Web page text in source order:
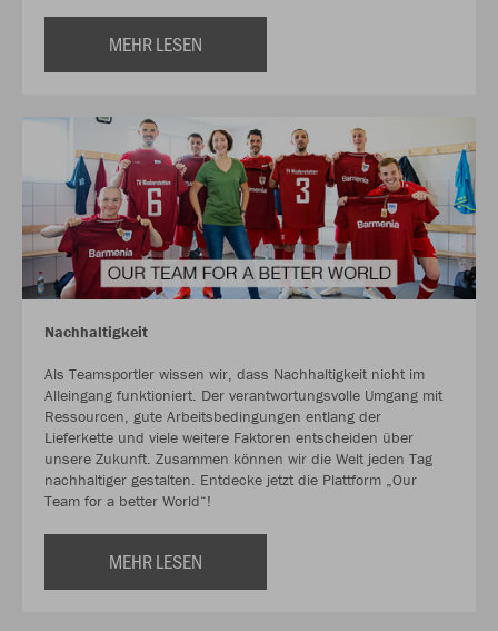
MEHR LESEN
Nachhaltigkeit
Als Teamsportler wissen wir, dass Nachhaltigkeit nicht im
Alleingang funktioniert. Der verantwortungsvolle Umgang mit
Ressourcen, gute Arbeitsbedingungen entlang der
Lieferkette und viele weitere Faktoren entscheiden über
unsere Zukunft. Zusammen können wir die Welt jeden Tag
nachhaltiger gestalten. Entdecke jetzt die Plattform „Our
Team for a better World“!
MEHR LESEN